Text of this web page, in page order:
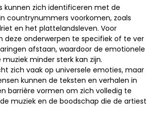
kunnen zich identificeren met de
countrynummers voorkomen, zoals
en het plattelandsleven. Voor
deze onderwerpen te specifiek of te ver
afstaan, waardoor de emotionele
minder sterk kan zijn.
zich vaak op universele emoties, maar
kunnen de teksten en verhalen in
barrière vormen om zich volledig te
muziek en de boodschap die de artiest